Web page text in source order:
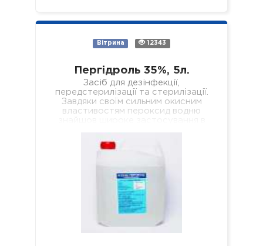
Вітрина 12343
Пергідроль 35%, 5л.
Засіб для дезінфекції,
передстерилізації та стерилізації.
Завдяки своїм сильним окисним
властивостям пероксид водню
використовується, наприклад, як…